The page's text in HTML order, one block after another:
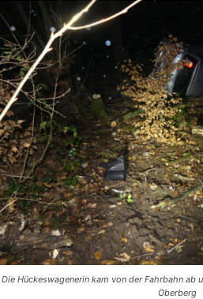
Die Hückeswagenerin kam von der Fahrbahn ab
Oberberg